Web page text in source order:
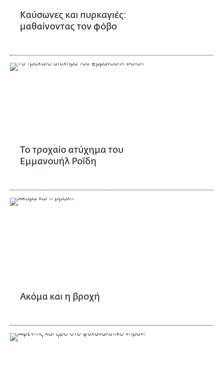
Καύσωνες και πυρκαγιές:
μαθαίνοντας τον φόβο
Το τροχαίο ατύχημα του
Εμμανουήλ Ροΐδη
Ακόμα και η βροχή